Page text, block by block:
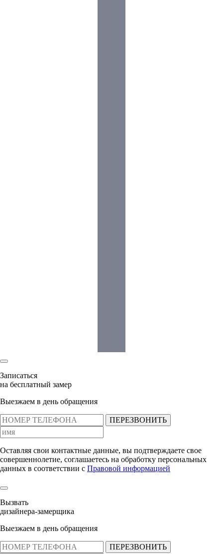
Записаться
на бесплатный замер
Выезжаем в день обращения
ПЕРЕЗВОНИТЬ
Оставляя свои контактные данные, вы подтверждаете свое
совершеннолетие, соглашаетесь на обработку персональных
данных в соответствии с Правовой информацией
Вызвать
дизайнера-замерщика
Выезжаем в день обращения
ПЕРЕЗВОНИТЬ